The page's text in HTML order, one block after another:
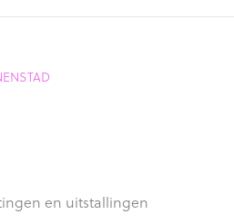
en uitstallingen